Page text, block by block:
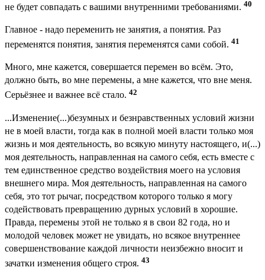
не будет совпадать с вашими внутренними требованиями. 40
Главное - надо переменить не занятия, а понятия. Раз
переменятся понятия, занятия переменятся сами собой. 41
Много, мне кажется, совершается перемен во всём. Это,
должно быть, во мне перемены, а мне кажется, что вне меня.
Серьёзнее и важнее всё стало. 42
...Изменение(...)безумных и безнравственных условий жизни
не в моей власти, тогда как в полной моей власти только моя
жизнь и моя деятельность, во всякую минуту настоящего, и(...)
моя деятельность, направленная на самого себя, есть вместе с
тем единственное средство воздействия моего на условия
внешнего мира. Моя деятельность, направленная на самого
себя, это тот рычаг, посредством которого только я могу
содействовать превращению дурных условий в хорошие.
Правда, перемены этой не только я в свои 82 года, но и
молодой человек может не увидать, но всякое внутреннее
совершенствование каждой личности неизбежно вносит и
зачатки изменения общего строя. 43